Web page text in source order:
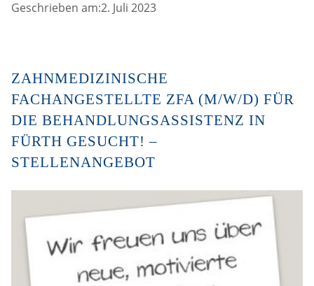
Geschrieben am:2. Juli 2023
ZAHNMEDIZINISCHE
FACHANGESTELLTE ZFA (M/W/D) FÜR
DIE BEHANDLUNGSASSISTENZ IN
FÜRTH GESUCHT! –
STELLENANGEBOT